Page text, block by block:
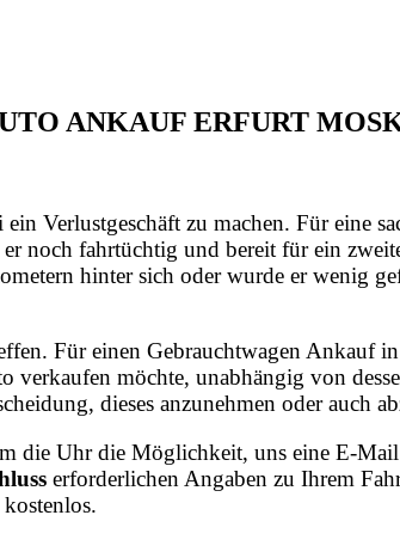
ANKAUF ERFURT
Verlustgeschäft zu machen. Für eine
noch fahrtüchtig und bereit für ein
hinter sich oder wurde er wenig
Für einen Gebrauchtwagen Ankauf
verkaufen möchte, unabhängig von
dieses anzunehmen oder auch
die Uhr die Möglichkeit, uns eine E-
erforderlichen Angaben zu Ihrem